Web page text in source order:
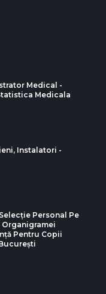
Medical -
Medicala
Instalatori -
Personal Pe
Pentru Copii